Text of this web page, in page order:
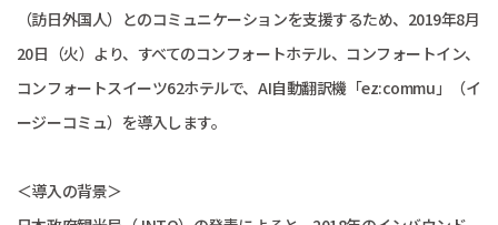
（訪日外国人）とのコミュニケーションを支援するため、2019年8月
20日（火）より、すべてのコンフォートホテル、コンフォートイン、
コンフォートスイーツ62ホテルで、AI自動翻訳機「ez:commu」（イ
ージーコミュ）を導入します。
＜導入の背景＞